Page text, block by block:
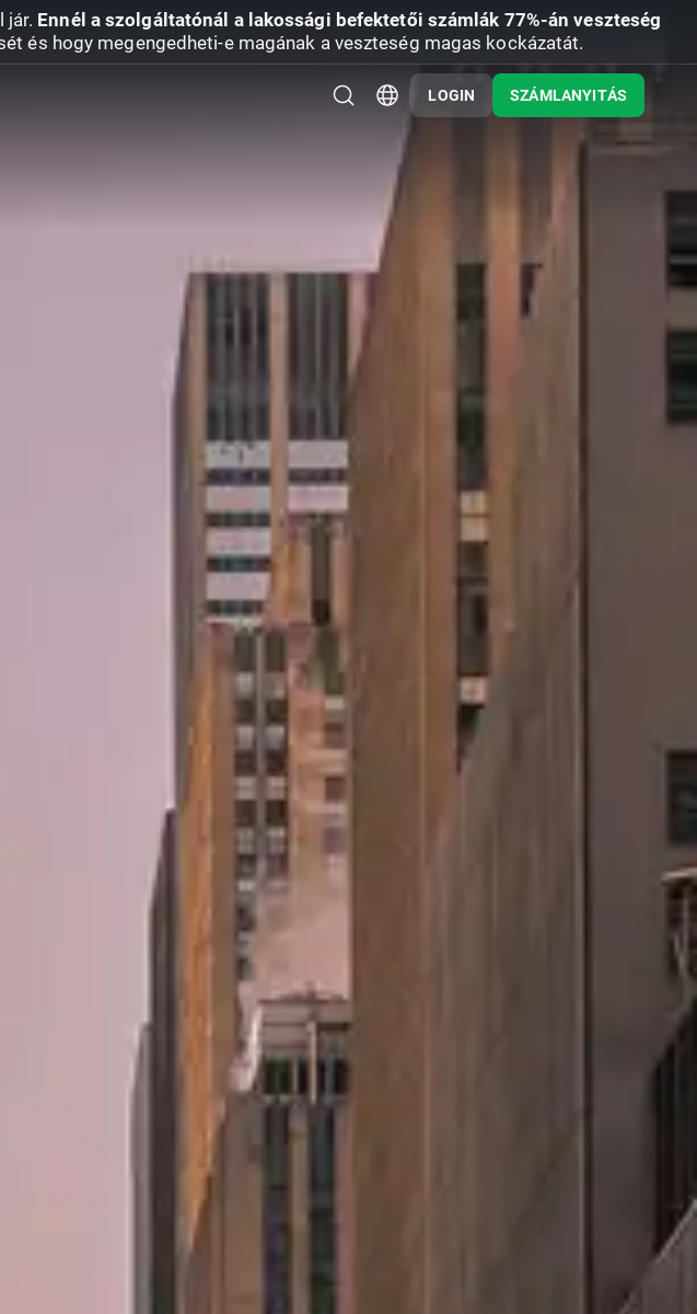
jár. Ennél a szolgáltatónál a lakossági befektetői számlák 77%-án veszteség
és hogy megengedheti-e magának a veszteség magas kockázatát.
LOGIN SZÁMLANYITÁS